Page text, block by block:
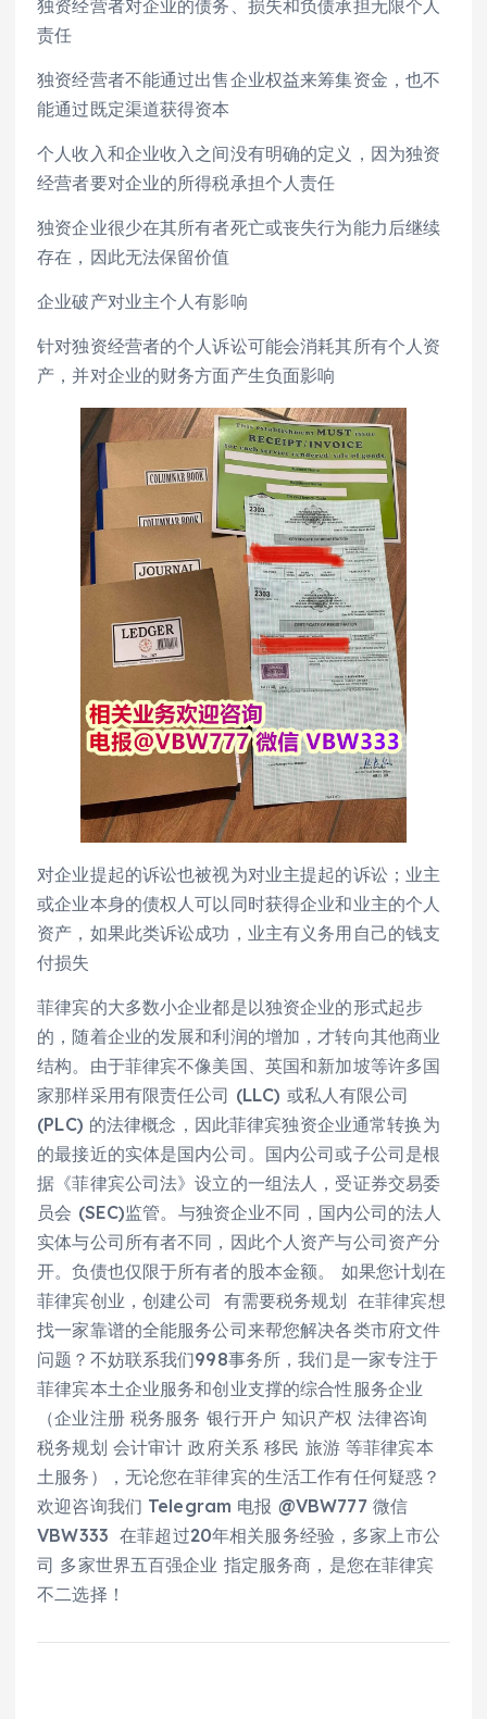
独资经营者对企业的债务、损失和负债承担无限个人
责任
独资经营者不能通过出售企业权益来筹集资金，也不
能通过既定渠道获得资本
个人收入和企业收入之间没有明确的定义，因为独资
经营者要对企业的所得税承担个人责任
独资企业很少在其所有者死亡或丧失行为能力后继续
存在，因此无法保留价值
企业破产对业主个人有影响
针对独资经营者的个人诉讼可能会消耗其所有个人资
产，并对企业的财务方面产生负面影响
对企业提起的诉讼也被视为对业主提起的诉讼；业主
或企业本身的债权人可以同时获得企业和业主的个人
资产，如果此类诉讼成功，业主有义务用自己的钱支
付损失
菲律宾的大多数小企业都是以独资企业的形式起步
的，随着企业的发展和利润的增加，才转向其他商业
结构。由于菲律宾不像美国、英国和新加坡等许多国
家那样采用有限责任公司 (LLC) 或私人有限公司
(PLC) 的法律概念，因此菲律宾独资企业通常转换为
的最接近的实体是国内公司。国内公司或子公司是根
据《菲律宾公司法》设立的一组法人，受证券交易委
员会 (SEC)监管。与独资企业不同，国内公司的法人
实体与公司所有者不同，因此个人资产与公司资产分
开。负债也仅限于所有者的股本金额。 如果您计划在
菲律宾创业，创建公司 有需要税务规划 在菲律宾想
找一家靠谱的全能服务公司来帮您解决各类市府文件
问题？不妨联系我们998事务所，我们是一家专注于
菲律宾本土企业服务和创业支撑的综合性服务企业
（企业注册 税务服务 银行开户 知识产权 法律咨询
税务规划 会计审计 政府关系 移民 旅游 等菲律宾本
土服务），无论您在菲律宾的生活工作有任何疑惑？
欢迎咨询我们 Telegram 电报 @VBW777 微信
VBW333 在菲超过20年相关服务经验，多家上市公
司 多家世界五百强企业 指定服务商，是您在菲律宾
不二选择！